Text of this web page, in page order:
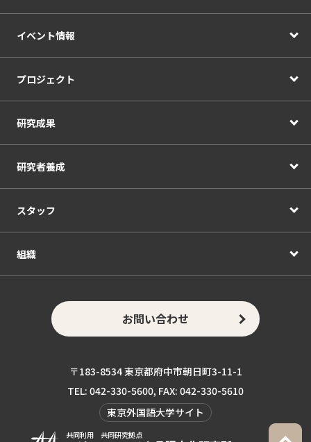
イベント情報
プロジェクト
研究成果
研究者養成
スタッフ
組織
お問い合わせ
〒183-8534 東京都府中市朝日町3-11-1
TEL: 042-330-5600, FAX: 042-330-5610
東京外国語大学サイト
共同利用 共同研究拠点